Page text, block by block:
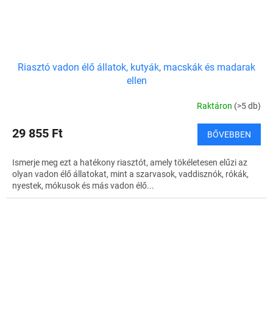
Riasztó vadon élő állatok, kutyák, macskák és madarak
ellen
Raktáron (>5 db)
29 855 Ft BŐVEBBEN
Ismerje meg ezt a hatékony riasztót, amely tökéletesen elűzi az
olyan vadon élő állatokat, mint a szarvasok, vaddisznók, rókák,
nyestek, mókusok és más vadon élő...